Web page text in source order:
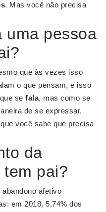
. Mas você não precisa
uma pessoa
que às vezes isso
o que pensam, e isso
se fala, mas como se
de se expressar,
você sabe que precisa
da
pai?
afetivo
em 2018, 5,74% dos